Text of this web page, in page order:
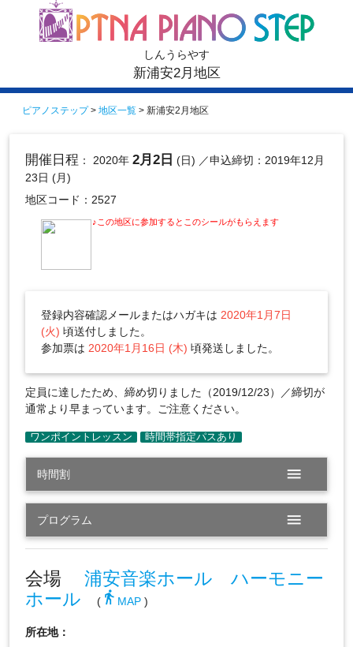
しんうらやす
新浦安2月地区
ピアノステップ> 地区一覧 > 新浦安2月地区
開催日程 ： 2020年 2月2日 (日) ／申込締切：2019年12月
23日 (月)
地区コード：2527
♪この地区に参加するとこのシールがもらえます
登録内容確認メールまたはハガキは 2020年1月7日
(火) 頃送付しました。
参加票は 2020年1月16日 (木) 頃発送しました。
定員に達したため、締め切りました（2019/12/23）／締切が
通常より早まっています。ご注意ください。
時間割 menu
プログラム menu
会場 浦安音楽ホール ハーモニー
ホール
(directions_walk MAP)
所在地：